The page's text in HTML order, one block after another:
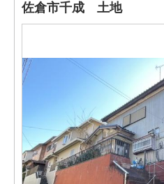
佐倉市千成 土地